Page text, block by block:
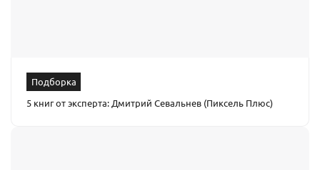
Подборка
5 книг от эксперта: Дмитрий Севальнев (Пиксель Плюс)